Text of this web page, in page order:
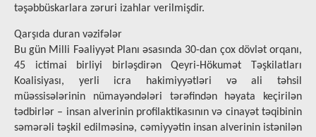
təşəbbüskarlara zəruri izahlar verilmişdir.
Qarşıda duran vəzifələr
Bu gün Milli Fəaliyyət Planı əsasında 30-dan çox dövlət orqanı,
45 ictimai birliyi birləşdirən Qeyri-Hökumət Təşkilatları
Koalisiyası, yerli icra hakimiyyətləri və ali təhsil
müəssisələrinin nümayəndələri tərəfindən həyata keçirilən
tədbirlər – insan alverinin profilaktikasının və cinayət təqibinin
səmərəli təşkil edilməsinə, cəmiyyətin insan alverinin istənilən